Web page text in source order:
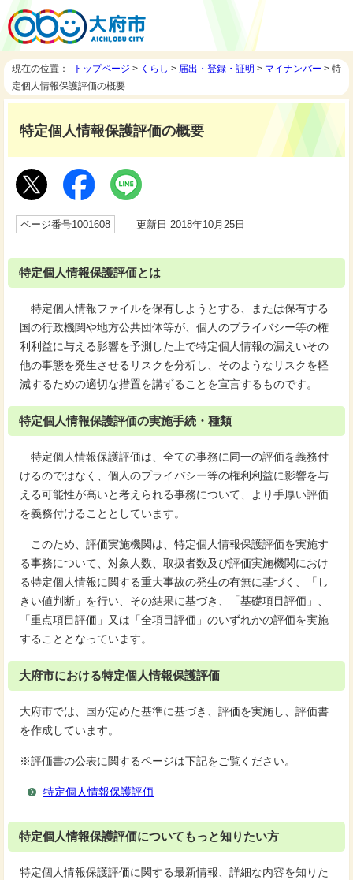
現在の位置： トップページ > くらし > 届出・登録・証明 > マイナンバー > 特
定個人情報保護評価の概要
特定個人情報保護評価の概要
ページ番号1001608 更新日 2018年10月25日
特定個人情報保護評価とは
特定個人情報ファイルを保有しようとする、または保有する
国の行政機関や地方公共団体等が、個人のプライバシー等の権
利利益に与える影響を予測した上で特定個人情報の漏えいその
他の事態を発生させるリスクを分析し、そのようなリスクを軽
減するための適切な措置を講ずることを宣言するものです。
特定個人情報保護評価の実施手続・種類
特定個人情報保護評価は、全ての事務に同一の評価を義務付
けるのではなく、個人のプライバシー等の権利利益に影響を与
える可能性が高いと考えられる事務について、より手厚い評価
を義務付けることとしています。
このため、評価実施機関は、特定個人情報保護評価を実施す
る事務について、対象人数、取扱者数及び評価実施機関におけ
る特定個人情報に関する重大事故の発生の有無に基づく、「し
きい値判断」を行い、その結果に基づき、「基礎項目評価」、
「重点項目評価」又は「全項目評価」のいずれかの評価を実施
することとなっています。
大府市における特定個人情報保護評価
大府市では、国が定めた基準に基づき、評価を実施し、評価書
を作成しています。
※評価書の公表に関するページは下記をご覧ください。
特定個人情報保護評価
特定個人情報保護評価についてもっと知りたい方
特定個人情報保護評価に関する最新情報、詳細な内容を知りた